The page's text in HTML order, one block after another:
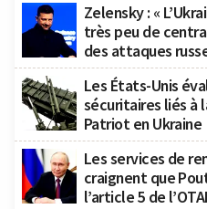
Zelensky : «
très peu de
des attaques
Les États-Unis
sécuritaires liés à
Patriot en Ukraine
Les services de
craignent que
l’article 5 de